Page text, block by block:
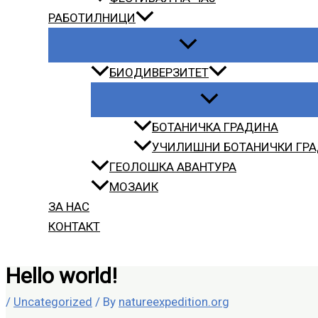
РАБОТИЛНИЦИ
БИОДИВЕРЗИТЕТ
БОТАНИЧКА ГРАДИНА
УЧИЛИШНИ БОТАНИЧКИ
ГЕОЛОШКА АВАНТУРА
МОЗАИК
ЗА НАС
КОНТАКТ
Hello world!
/ Uncategorized / By natureexpedition.org